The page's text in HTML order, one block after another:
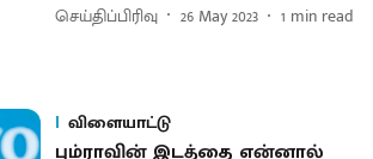
செய்திப்பிரிவு 26 May 2023 1 min read
விளையாட்டு
பும்ராவின் இடத்தை என்னால்